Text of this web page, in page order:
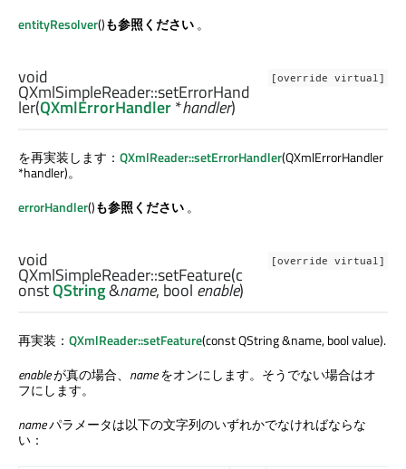
entityResolver()も参照ください。
[override virtual]
void
QXmlSimpleReader::setErrorHand
ler(QXmlErrorHandler*handler)
を再実装します： QXmlReader::setErrorHandler(QXmlErrorHandler
*handler)。
errorHandler()も参照ください。
[override virtual]
void
QXmlSimpleReader::setFeature(c
onstQString&name, bool enable)
再実装： QXmlReader::setFeature(const QString &name, bool value).
enableが真の場合、 nameをオンにします。そうでない場合はオ
フにします。
nameパラメータは以下の文字列のいずれかでなければならな
い：